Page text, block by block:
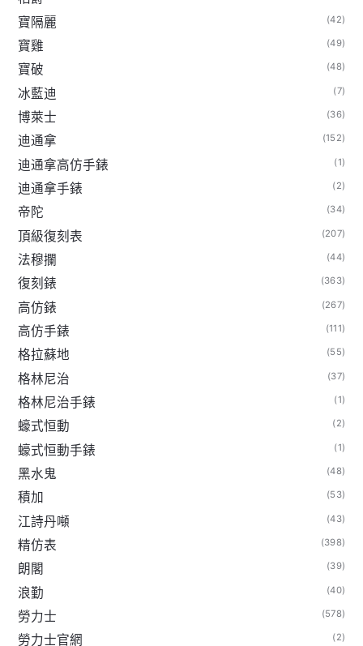
寶隔麗 (42)
寶雞 (49)
寶破 (48)
冰藍迪 (7)
博萊士 (36)
迪通拿 (152)
迪通拿高仿手錶 (1)
迪通拿手錶 (2)
帝陀 (34)
頂級復刻表 (207)
法穆攔 (44)
復刻錶 (363)
高仿錶 (267)
高仿手錶 (111)
格拉蘇地 (55)
格林尼治 (37)
格林尼治手錶 (1)
蠔式恒動 (2)
蠔式恒動手錶 (1)
黑水鬼 (48)
積加 (53)
江詩丹噸 (43)
精仿表 (398)
朗閣 (39)
浪勤 (40)
勞力士 (578)
勞力士官網 (2)